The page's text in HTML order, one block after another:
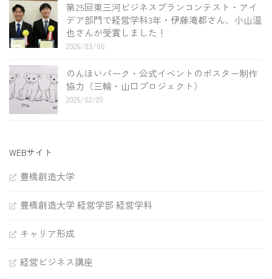
第25回東三河ビジネスプランコンテスト・アイ
デア部門で経営学科3年・伊藤滝都さん、小山温
也さんが受賞しました！
2026/03/05
のんほいパーク・公式イベントのポスター制作
協力（三輪・山口プロジェクト）
2026/02/20
WEBサイト
豊橋創造大学
豊橋創造大学 経営学部 経営学科
キャリア形成
経営ビジネス講座